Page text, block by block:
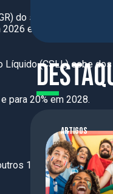
do setor de apostas,
e 2027, alcançando
Líquido (CSLL) sobe dos
para 20% em 2028.
13 bilhões entre
ARTIGOS